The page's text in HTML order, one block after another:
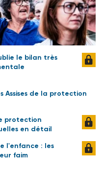
le bilan très
de la protection
protection
en détail
l'enfance : les
faim